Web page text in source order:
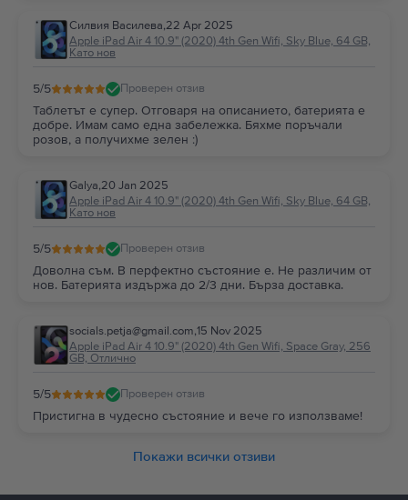
Силвия Василева,22 Apr 2025
Apple iPad Air 4 10.9" (2020) 4th Gen Wifi, Sky Blue, 64 GB,
Като нов
5/5 Проверен отзив
Таблетът е супер. Отговаря на описанието, батерията е
добре. Имам само една забележка. Бяхме поръчали
розов, а получихме зелен :)
Galya,20 Jan 2025
Apple iPad Air 4 10.9" (2020) 4th Gen Wifi, Sky Blue, 64 GB,
Като нов
5/5 Проверен отзив
Доволна съм. В перфектно състояние е. Не различим от
нов. Батерията издържа до 2/3 дни. Бърза доставка.
socials.petja@gmail.com,15 Nov 2025
Apple iPad Air 4 10.9" (2020) 4th Gen Wifi, Space Gray, 256
GB, Отлично
5/5 Проверен отзив
Пристигна в чудесно състояние и вече го използваме!
Покажи всички отзиви